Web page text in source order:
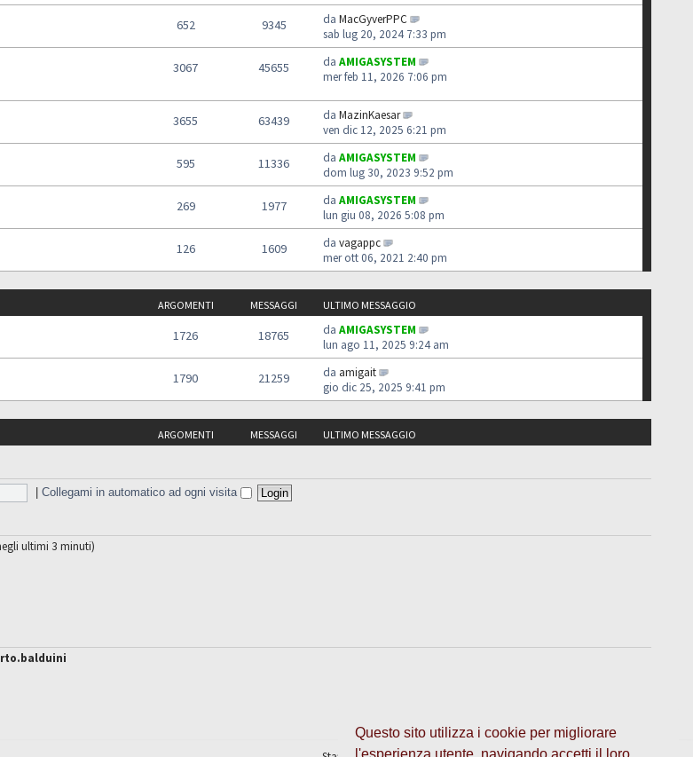
Questo sito utilizza i cookie per migliorare
l'esperienza utente, navigando accetti il loro
652 9345 da MacGyverPPC
sab lug 20, 2024 7:33 pm
3067 45655 da AMIGASYSTEM
mer feb 11, 2026 7:06 pm
3655 63439 da MazinKaesar
ven dic 12, 2025 6:21 pm
595 11336 da AMIGASYSTEM
dom lug 30, 2023 9:52 pm
269 1977 da AMIGASYSTEM
lun giu 08, 2026 5:08 pm
126 1609 da vagappc
mer ott 06, 2021 2:40 pm
ARGOMENTI MESSAGGI ULTIMO MESSAGGIO
1726 18765 da AMIGASYSTEM
lun ago 11, 2025 9:24 am
1790 21259 da amigait
gio dic 25, 2025 9:41 pm
ARGOMENTI MESSAGGI ULTIMO MESSAGGIO
|Collegami in automatico ad ogni visita
ultimi 3 minuti)